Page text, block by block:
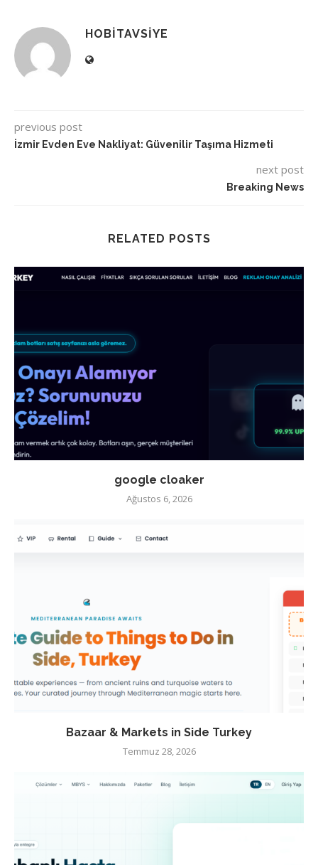
HOBITAVSIYE
previous post
İzmir Evden Eve Nakliyat: Güvenilir Taşıma Hizmeti
next post
Breaking News
RELATED POSTS
google cloaker
Ağustos 6, 2026
Bazaar & Markets in Side Turkey
Temmuz 28, 2026